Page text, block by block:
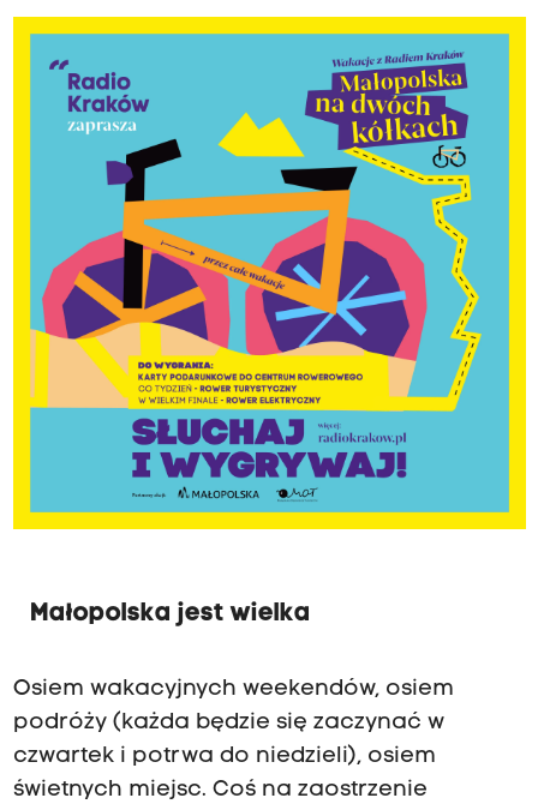
Małopolska jest wielka
Osiem wakacyjnych weekendów, osiem
podróży (każda będzie się zaczynać w
czwartek i potrwa do niedzieli), osiem
świetnych miejsc. Coś na zaostrzenie